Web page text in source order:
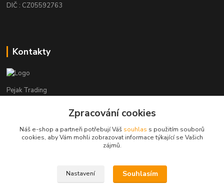
DIČ : CZ05592763
Kontakty
Pejak Trading
+ 420 724 280 132
(Po-Pá, 8-16 hod.)
Zpracování cookies
Náš e-shop a partneři potřebují Váš souhlas s použitím souborů
cookies, aby Vám mohli zobrazovat informace týkající se Vašich
zájmů.
Nastavení Souhlasím